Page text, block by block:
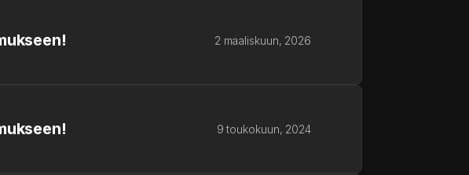
2 maaliskuun, 2026
9 toukokuun, 2024